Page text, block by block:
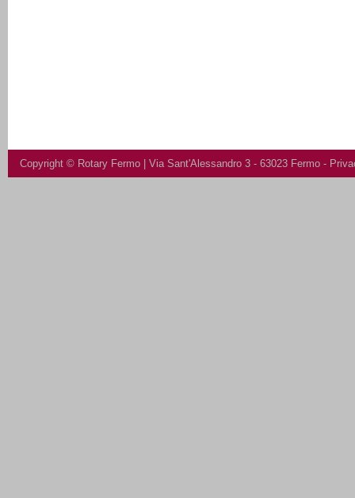
Copyright © Rotary Fermo | Via Sant'Alessandro 3 - 63023 Fermo -